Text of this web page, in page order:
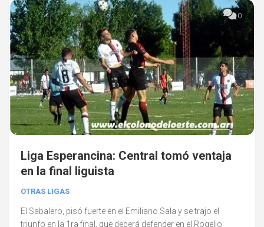
0
Liga Esperancina: Central tomó ventaja
en la final liguista
OTRAS LIGAS
El Sabalero, pisó fuerte en el Emiliano Sala y se trajo el
triunfo en la 1ra final, que deberá defender en el Rogelio